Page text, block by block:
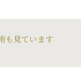
も見ています